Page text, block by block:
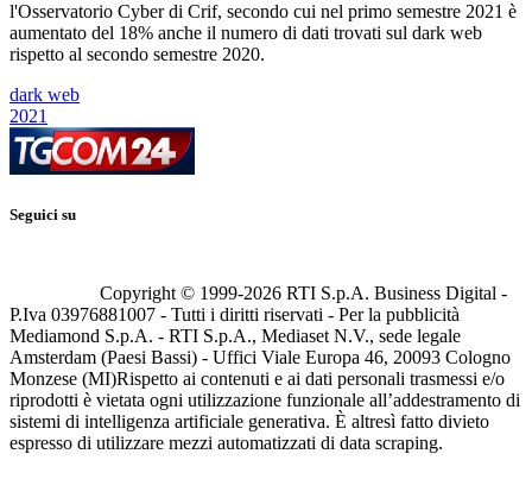
l'Osservatorio Cyber di Crif, secondo cui nel primo semestre 2021 è
aumentato del 18% anche il numero di dati trovati sul dark web
rispetto al secondo semestre 2020.
dark web
2021
Seguici su
Copyright © 1999-2026 RTI S.p.A. Business Digital -
P.Iva 03976881007 - Tutti i diritti riservati - Per la pubblicità
Mediamond S.p.A. - RTI S.p.A., Mediaset N.V., sede legale
Amsterdam (Paesi Bassi) - Uffici Viale Europa 46, 20093 Cologno
Monzese (MI)Rispetto ai contenuti e ai dati personali trasmessi e/o
riprodotti è vietata ogni utilizzazione funzionale all’addestramento di
sistemi di intelligenza artificiale generativa. È altresì fatto divieto
espresso di utilizzare mezzi automatizzati di data scraping.